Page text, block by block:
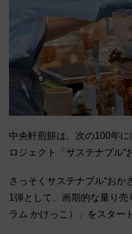
中央軒煎餅は、次の100年
ロジェクト「サステナブル“
さっそくサステナブル“おか
1弾として、画期的な量り
ラム かけっこ）」をスター